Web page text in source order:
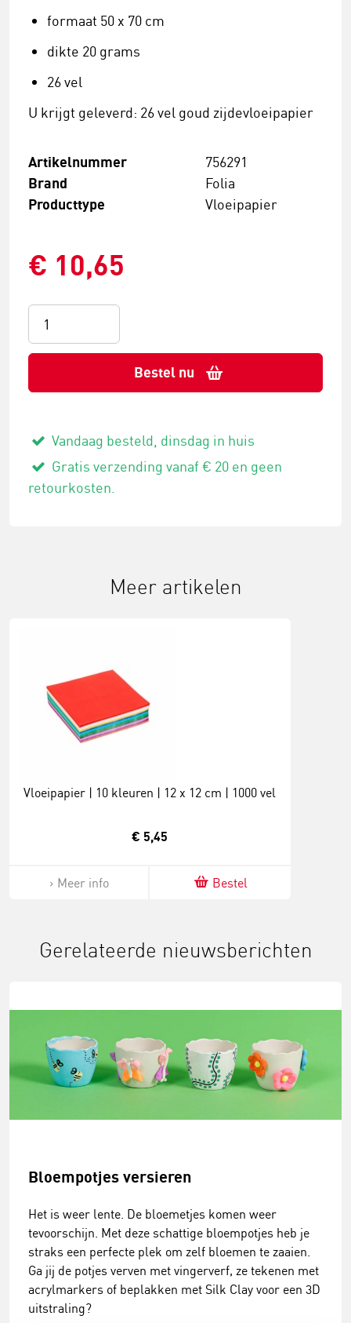
formaat 50 x 70 cm
dikte 20 grams
26 vel
U krijgt geleverd: 26 vel goud zijdevloeipapier
Artikelnummer 756291
Brand Folia
Producttype Vloeipapier
€ 10,65
Bestel nu
Vandaag besteld, dinsdag in huis
Gratis verzending vanaf € 20 en geen
retourkosten.
Meer artikelen
Vloeipapier | 10 kleuren | 12 x 12 cm | 1000 vel
€ 5,45
Meer info Bestel
Gerelateerde nieuwsberichten
Bloempotjes versieren
Het is weer lente. De bloemetjes komen weer
tevoorschijn. Met deze schattige bloempotjes heb je
straks een perfecte plek om zelf bloemen te zaaien.
Ga jij de potjes verven met vingerverf, ze tekenen met
acrylmarkers of beplakken met Silk Clay voor een 3D
uitstraling?